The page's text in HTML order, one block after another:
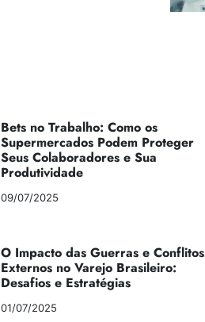
Bets no Trabalho: Como os
Supermercados Podem Proteger
Seus Colaboradores e Sua
Produtividade
09/07/2025
O Impacto das Guerras e Conflitos
Externos no Varejo Brasileiro:
Desafios e Estratégias
01/07/2025